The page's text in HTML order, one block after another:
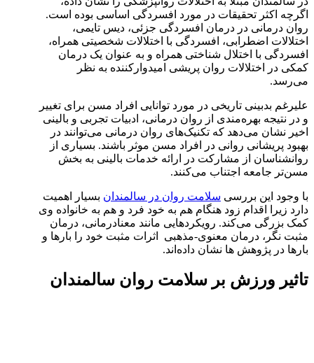
اگرچه اکثر تحقیقات در مورد افسردگی اساسی بوده است.
روان درمانی در درمان افسردگی جزئی، دیس تایمی،
اختلالات اضطرابی، افسردگی با اختلالات شخصیتی همراه،
افسردگی با اختلال شناختی همراه و به عنوان یک درمان
کمکی در اختلالات روان پریشی امیدوارکننده به نظر
می‌رسد.
علیرغم بدبینی تاریخی در مورد توانایی افراد مسن برای تغییر
و در نتیجه بهره‌مندی از روان درمانی، ادبیات تجربی و بالینی
اخیر نشان می‌دهد که تکنیک‌های روان درمانی می‌توانند در
بهبود پریشانی روانی در افراد مسن موثر باشند. بسیاری از
روانشناسان از مشارکت در ارائه خدمات بالینی به بخش
مسن‌تر جامعه اجتناب می‌کنند.
با وجود این بررسی سلامت روان در سالمندان بسیار اهمیت
دارد زیرا اقدام زود هنگام هم به خود فرد و هم به خانواده وی
کمک بزرگی می‌کند. رویکردهایی مانند معنادرمانی، درمان
مثبت نگر، درمان معنوی-مذهبی اثرات مثبت خود را بارها و
بارها در پژوهش ها نشان داده‌اند.
تاثیر ورزش بر سلامت روان سالمندان